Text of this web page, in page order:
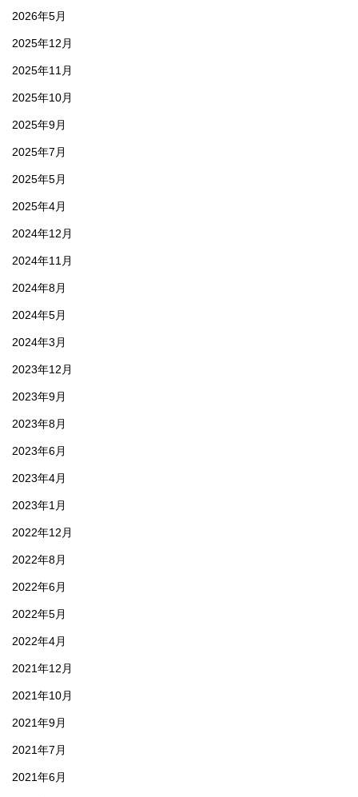
2026年5月
2025年12月
2025年11月
2025年10月
2025年9月
2025年7月
2025年5月
2025年4月
2024年12月
2024年11月
2024年8月
2024年5月
2024年3月
2023年12月
2023年9月
2023年8月
2023年6月
2023年4月
2023年1月
2022年12月
2022年8月
2022年6月
2022年5月
2022年4月
2021年12月
2021年10月
2021年9月
2021年7月
2021年6月